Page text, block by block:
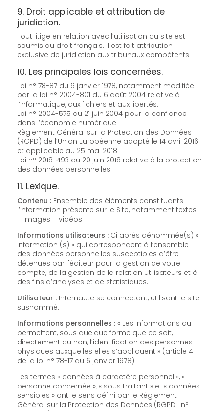
9. Droit applicable et attribution de
juridiction.
Tout litige en relation avec l’utilisation du site est
soumis au droit français. Il est fait attribution
exclusive de juridiction aux tribunaux compétents.
10. Les principales lois concernées.
Loi n° 78-87 du 6 janvier 1978, notamment modifiée
par la loi n° 2004-801 du 6 août 2004 relative à
l’informatique, aux fichiers et aux libertés.
Loi n° 2004-575 du 21 juin 2004 pour la confiance
dans l’économie numérique.
Règlement Général sur la Protection des Données
(RGPD) de l’Union Européenne adopté le 14 avril 2016
et applicable au 25 mai 2018.
Loi n° 2018-493 du 20 juin 2018 relative à la protection
des données personnelles.
11. Lexique.
Contenu : Ensemble des éléments constituants
l’information présente sur le Site, notamment textes
– images – vidéos.
Informations utilisateurs : Ci après dénommée(s) «
Information (s) » qui correspondent à l’ensemble
des données personnelles susceptibles d’être
détenues par l'éditeur pour la gestion de votre
compte, de la gestion de la relation utilisateurs et à
des fins d’analyses et de statistiques.
Utilisateur : Internaute se connectant, utilisant le site
susnommé.
Informations personnelles : « Les informations qui
permettent, sous quelque forme que ce soit,
directement ou non, l’identification des personnes
physiques auxquelles elles s’appliquent » (article 4
de la loi n° 78-17 du 6 janvier 1978).
Les termes « données à caractère personnel », «
personne concernée », « sous traitant » et « données
sensibles » ont le sens défini par le Règlement
Général sur la Protection des Données (RGPD : n°